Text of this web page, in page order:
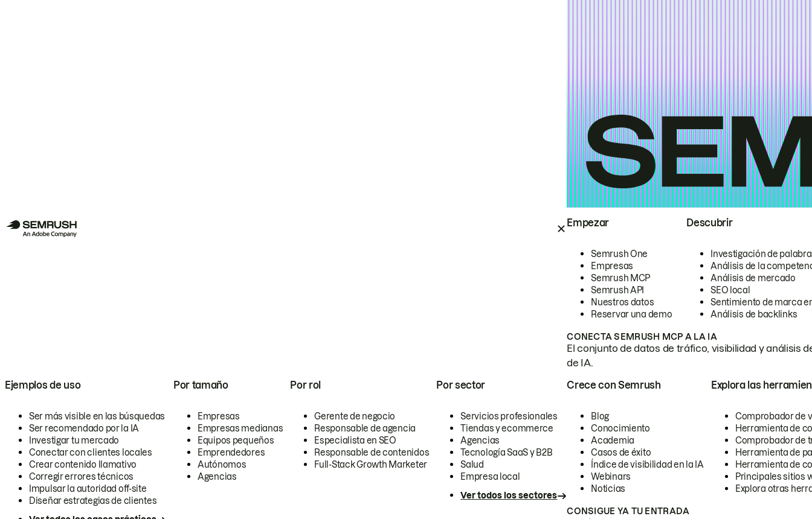
Empezar
Semrush One
Empresas
Semrush MCP
Semrush API
Nuestros datos
Reservar una demo
Descubrir
Investigación de
Análisis de la
Análisis de mercado
SEO local
Sentimiento de marca
Análisis de backlinks
CONECTA SEMRUSH MCP A LA IA
El conjunto de datos de tráfico, visibilidad y análisis
de IA.
Ejemplos de uso
Ser más visible en las búsquedas
Ser recomendado por la IA
Investigar tu mercado
Conectar con clientes locales
Crear contenido llamativo
Corregir errores técnicos
Impulsar la autoridad off-site
Diseñar estrategias de clientes
Por tamaño
Empresas
Empresas medianas
Equipos pequeños
Emprendedores
Autónomos
Agencias
Por rol
Gerente de negocio
Responsable de agencia
Especialista en SEO
Responsable de contenidos
Full-Stack Growth Marketer
Por sector
Servicios profesionales
Tiendas y ecommerce
Agencias
Tecnología SaaS y B2B
Salud
Empresa local
Ver todos los sectores
Crece con Semrush
Blog
Conocimiento
Academia
Casos de éxito
Índice de visibilidad en la IA
Webinars
Noticias
Explora las
Comprobador de
Herramienta de
Comprobador de
Herramienta de
Herramienta de
Principales sitios
Explora otras
CONSIGUE YA TU ENTRADA